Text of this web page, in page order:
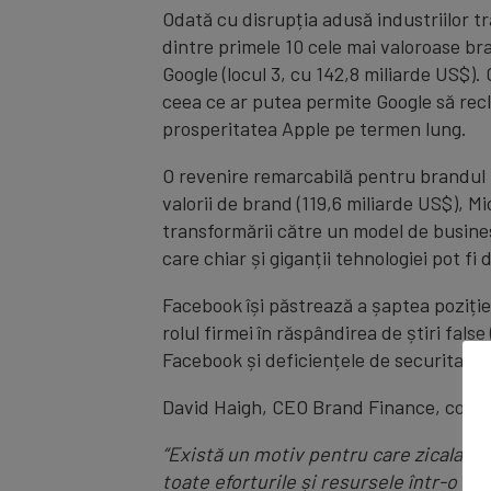
Odată cu disrupția adusă industriilor
dintre primele 10 cele mai valoroase
Google (locul 3, cu 142,8 miliarde
ceea ce ar putea permite Google să
prosperitatea Apple pe termen lung.
O revenire remarcabilă pentru brandul
valorii de brand (119,6 miliarde US$),
transformării către un model de
care chiar și giganții tehnologiei pot
Facebook își păstrează a șaptea
rolul firmei în răspândirea de știri false
Facebook și deficiențele de securitate
David Haigh, CEO Brand Finance,
“Există un motiv pentru care zicala
toate eforturile și resursele într-o